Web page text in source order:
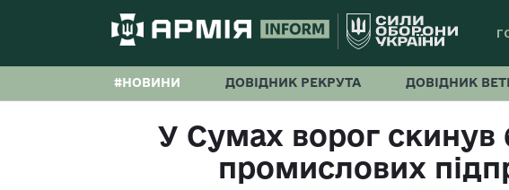
#НОВИНИ ДОВІДНИК РЕКРУТА ДОВІДНИК
У Сумах ворог скинув
промислових